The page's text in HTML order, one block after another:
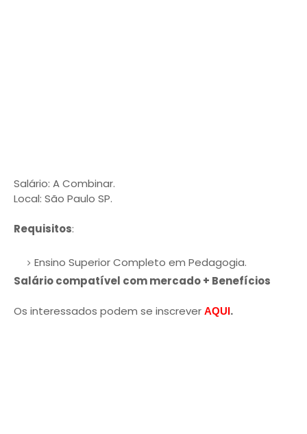
Salário: A Combinar.
Local: São Paulo SP.
Requisitos:
Ensino Superior Completo em Pedagogia.
Salário compatível com mercado + Benefícios
Os interessados podem se inscrever AQUI.